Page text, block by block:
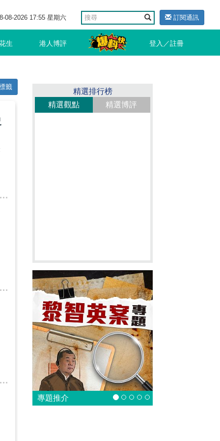
08-2026 17:55 星期六 訂閱通訊
生 港人博評 登入／註冊
籤
精選排行榜
精選觀點
精選博評
專題推介